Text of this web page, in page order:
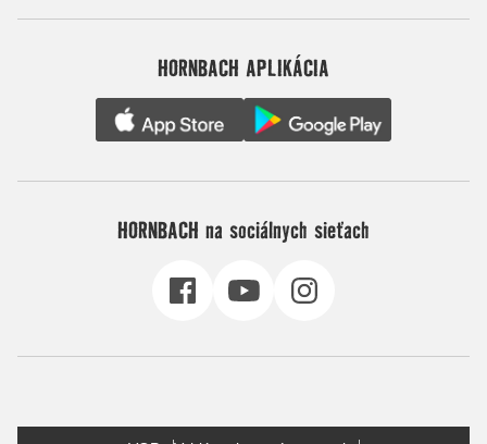
HORNBACH APLIKÁCIA
HORNBACH na sociálnych sieťach